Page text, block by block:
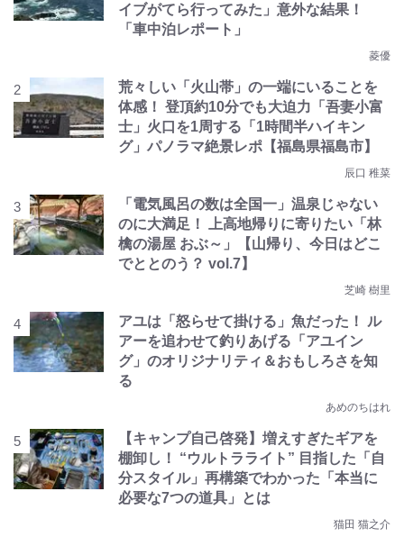
イブがてら行ってみた」意外な結果！
「車中泊レポート」
菱優
荒々しい「火山帯」の一端にいることを
体感！ 登頂約10分でも大迫力「吾妻小富
士」火口を1周する「1時間半ハイキン
グ」パノラマ絶景レポ【福島県福島市】
辰口 稚菜
「電気風呂の数は全国一」温泉じゃない
のに大満足！ 上高地帰りに寄りたい「林
檎の湯屋 おぶ～」【山帰り、今日はどこ
でととのう？ vol.7】
芝崎 樹里
アユは「怒らせて掛ける」魚だった！ ル
アーを追わせて釣りあげる「アユイン
グ」のオリジナリティ＆おもしろさを知
る
あめのちはれ
【キャンプ自己啓発】増えすぎたギアを
棚卸し！ “ウルトラライト” 目指した「自
分スタイル」再構築でわかった「本当に
必要な7つの道具」とは
猫田 猫之介